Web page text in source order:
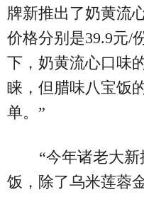
牌新推出了奶黄流
价格分别是39.9元/
下，奶黄流心口味
睐，但腊味八宝饭
单。”
“今年诸老大
饭，除了乌米莲蓉